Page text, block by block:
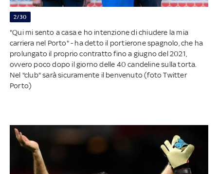
2/30
"Qui mi sento a casa e ho intenzione di chiudere la mia
carriera nel Porto" - ha detto il portierone spagnolo, che ha
prolungato il proprio contratto fino a giugno del 2021,
ovvero poco dopo il giorno delle 40 candeline sulla torta.
Nel "club" sarà sicuramente il benvenuto (foto Twitter
Porto)